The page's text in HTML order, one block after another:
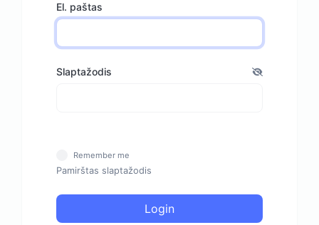
El. paštas
Slaptažodis
Remember me
Pamirštas slaptažodis
Login